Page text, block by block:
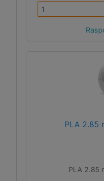
PLA 2.85
PLA 2.85